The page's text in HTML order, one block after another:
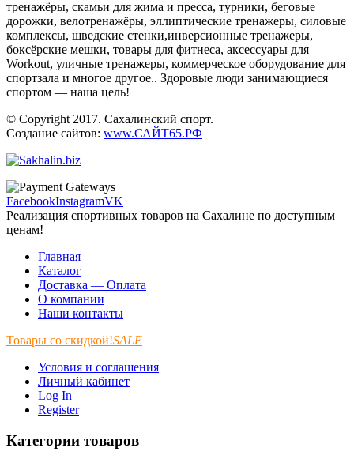
тренажёры, скамьи для жима и пресса, турники, беговые
дорожки, велотренажёры, эллиптические тренажеры, силовые
комплексы, шведские стенки,инверсионные тренажеры,
боксёрские мешки, товары для фитнеса, аксессуары для
Workout, уличные тренажеры, коммерческое оборудование для
спортзала и многое другое.. Здоровые люди занимающиеся
спортом — наша цель!
© Copyright 2017. Сахалинский спорт.
Создание сайтов: www.САЙТ65.РФ
FacebookInstagramVK
Реализация спортивных товаров на Сахалине по доступным
ценам!
Главная
Каталог
Доставка — Оплата
О компании
Наши контакты
Товары со скидкой!SALE
Условия и соглашения
Личный кабинет
Log In
Register
Категории товаров